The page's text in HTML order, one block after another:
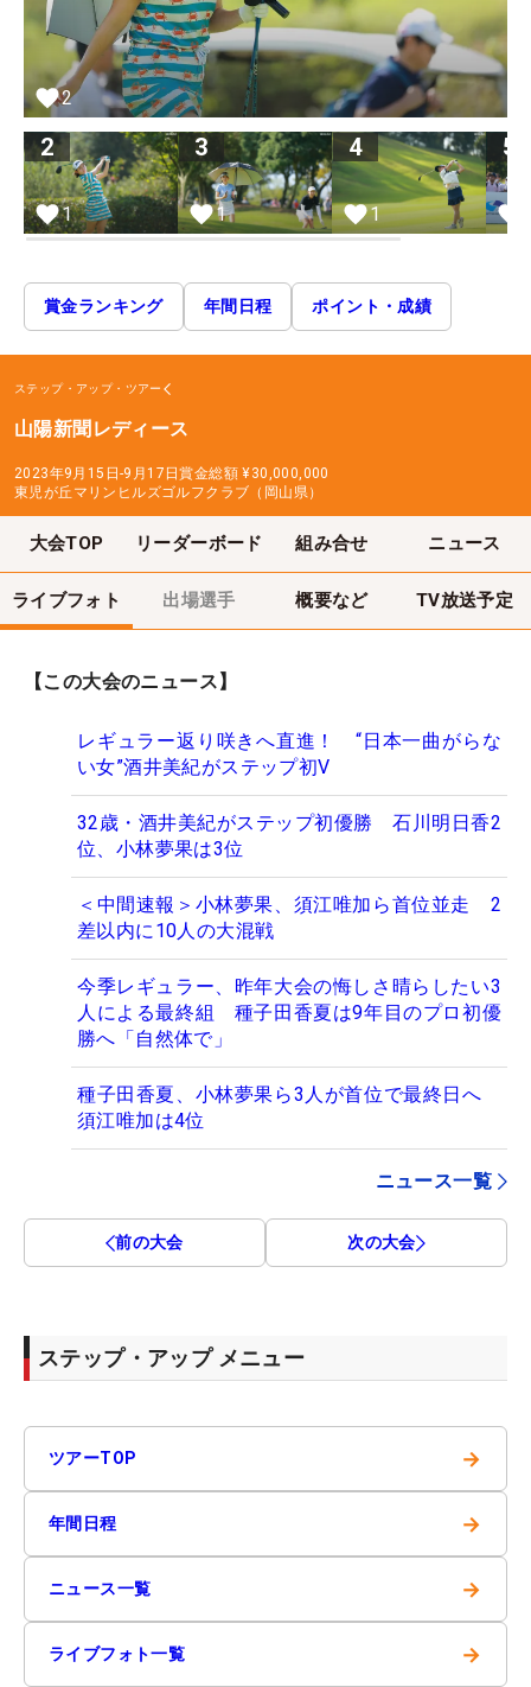
2
2
1
3
1
4
1
5
賞金ランキング 年間日程 ポイント・成績
ステップ・アップ・ツアー
山陽新聞レディース
2023年9月15日-9月17日賞金総額 ¥30,000,000
東児が丘マリンヒルズゴルフクラブ（岡山県）
大会TOP リーダーボード 組み合せ ニュース
ライブフォト 出場選手 概要など TV放送予定
【この大会のニュース】
レギュラー返り咲きへ直進！ “日本一曲がらな
い女”酒井美紀がステップ初V
32歳・酒井美紀がステップ初優勝 石川明日香2
位、小林夢果は3位
＜中間速報＞小林夢果、須江唯加ら首位並走 2
差以内に10人の大混戦
今季レギュラー、昨年大会の悔しさ晴らしたい3
人による最終組 種子田香夏は9年目のプロ初優
勝へ「自然体で」
種子田香夏、小林夢果ら3人が首位で最終日へ
須江唯加は4位
ニュース一覧
前の大会 次の大会
ステップ・アップ メニュー
ツアーTOP →
年間日程 →
ニュース一覧 →
ライブフォト一覧 →